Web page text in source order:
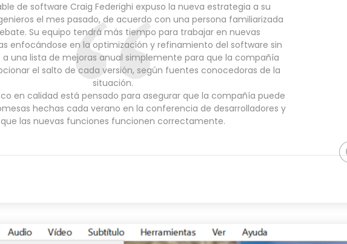
de software Craig Federighi expuso la nueva estrategia a su
el mes pasado, de acuerdo con una persona familiarizada
Su equipo tendrá más tiempo para trabajar en nuevas
enfocándose en la optimización y refinamiento del software sin
a una lista de mejoras anual simplemente para que la compañía
el salto de cada versión, según fuentes conocedoras de la
situación.
en calidad está pensado para asegurar que la compañía puede
hechas cada verano en la conferencia de desarrolladores y
que las nuevas funciones funcionen correctamente.